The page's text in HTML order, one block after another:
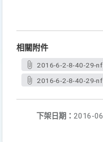
相關附件
2016-6-2-8-40-29-
2016-6-2-8-40-29-
下架日期： 2016-